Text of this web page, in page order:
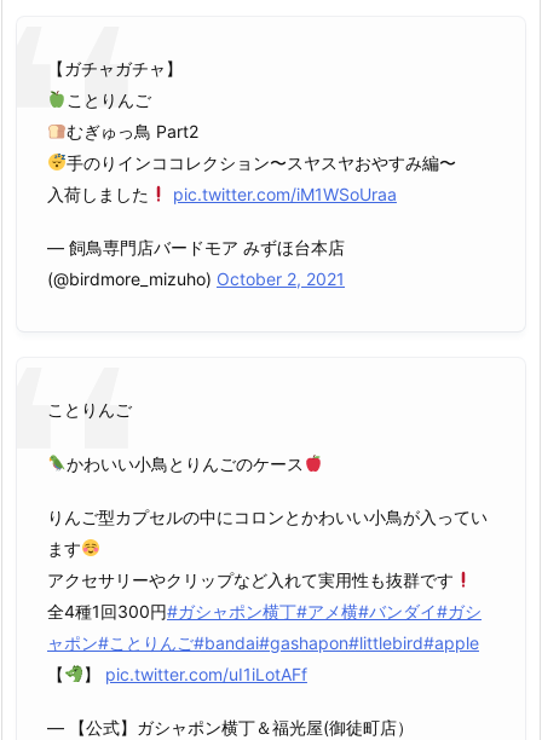
【ガチャガチャ】
ことりんご
むぎゅっ鳥 Part2
手のりインココレクション〜スヤスヤおやすみ編〜
入荷しました
pic.twitter.com/iM1WSoUraa
— 飼鳥専門店バードモア みずほ台本店
(@birdmore_mizuho) October 2, 2021
ことりんご
かわいい小鳥とりんごのケース
りんご型カプセルの中にコロンとかわいい小鳥が入ってい
ます
アクセサリーやクリップなど入れて実用性も抜群です
全4種1回300円#ガシャポン横丁#アメ横#バンダイ#ガシ
ャポン#ことりんご#bandai#gashapon#littlebird#apple
【
】 pic.twitter.com/uI1iLotAFf
— 【公式】ガシャポン横丁＆福光屋(御徒町店）